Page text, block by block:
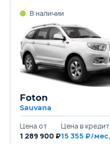
Foton
Sauvana
1 289 900 ₽15 355